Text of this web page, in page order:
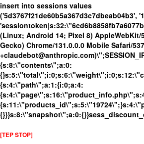
insert into sessions values
('5d3767f21de60b5a367d3c7dbeab04b3',
(Linux; Android 14; Pixel 8) AppleWebKit/
Gecko) Chrome/131.0.0.0 Mobile Safari/
{s:8:\"contents\";a:0:
{s:4:\"path\";a:1:{i:0;a:4:
[TEP STOP]